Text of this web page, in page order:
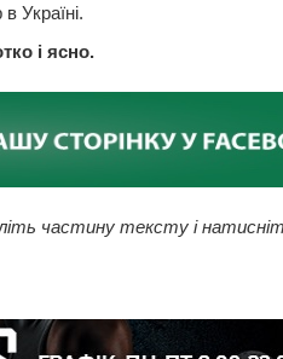
Україні.
і ясно.
частину тексту і